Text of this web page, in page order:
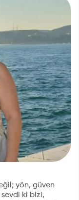
yön, güven
ki bizi,